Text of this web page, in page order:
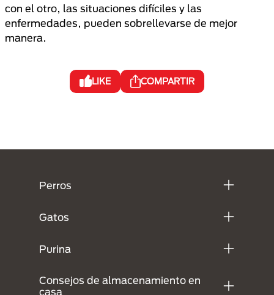
con el otro, las situaciones difíciles y las
enfermedades, pueden sobrellevarse de mejor
manera.
LIKE COMPARTIR
Perros
Gatos
Purina
Consejos de almacenamiento en
casa